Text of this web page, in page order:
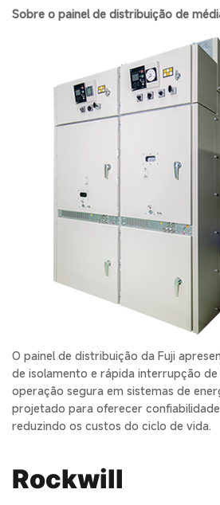
Sobre o painel de distribuição de
O painel de distribuição da Fuji
de isolamento e rápida interrupção
operação segura em sistemas de
projetado para oferecer
reduzindo os custos do ciclo de vida.
Rockwill